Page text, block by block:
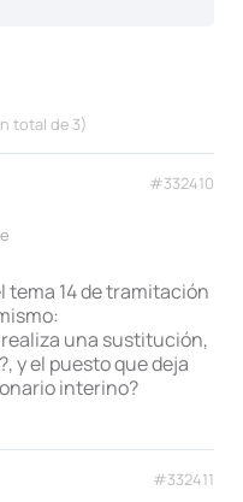
total de 3)
#332410
tema 14 de tramitación
una sustitución,
y el puesto que deja
interino?
#332411